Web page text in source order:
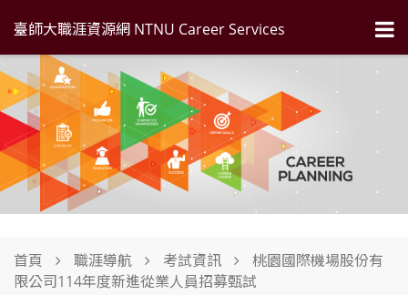
臺師大職涯資源網 NTNU Career Services
首頁 職涯導航 考試資訊
桃園國際機場股份有
限公司114年度新進從業人員招募甄試